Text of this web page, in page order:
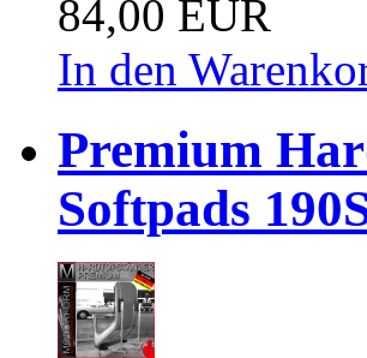
84,00 EUR
In den
Premium
Softpads